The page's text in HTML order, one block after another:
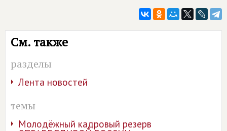
См. также
разделы
Лента новостей
темы
Молодёжный кадровый резерв